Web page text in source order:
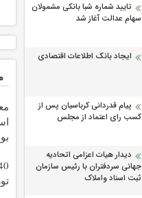
تایید شماره شبا بانکی مشمولان
سهام عدالت آغاز شد
ایجاد بانک اطلاعات اقتصادی
پیام قدردانی کرباسیان پس از
کسب رای اعتماد از مجلس
دیدار هیات اعزامی اتحادیه
جهانی سردفتران با رئیس سازمان
ثبت اسناد واملاک